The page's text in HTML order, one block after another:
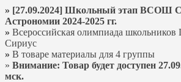
» [27.09.2024] Школьный этап ВСОШ
Астрономии 2024-2025 гг.
» Всероссийская олимпиада
Сириус
» В товаре материалы для 4 группы
» Внимание: Товар будет доступен
мск.